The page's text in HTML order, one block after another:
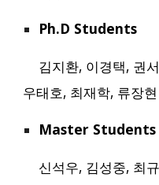
Ph.D Students
김지환, 이경택, 권
우태호, 최재학, 류장현
Master Students
신석우, 김성중, 최